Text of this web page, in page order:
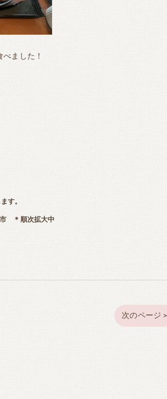
ました！
す。
市 ＊順次拡大中
次のページ >